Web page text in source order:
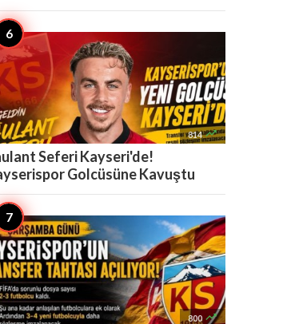
814 
Seferi Kayseri'de!
Golcüsüne Kavuştu
800 